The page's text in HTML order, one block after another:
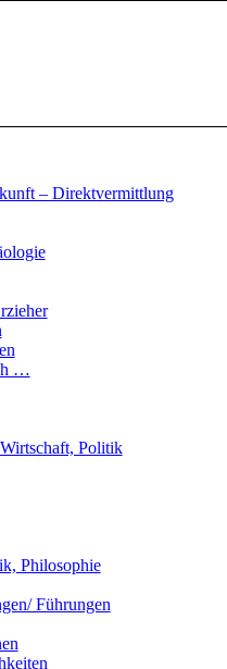
– Direktvermittlung
…
Politik
Philosophie
Führungen